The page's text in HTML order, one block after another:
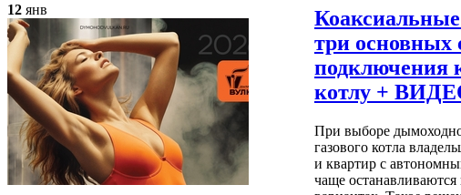
12 янв
три основных
подключения
котлу +
При выборе
газового котла
и квартир с
чаще